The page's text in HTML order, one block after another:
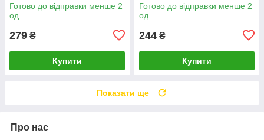
Готово до відправки менше 2
од.
279 ₴
Купити
Готово до відправки менше 2
од.
244 ₴
Купити
Показати ще
Про нас